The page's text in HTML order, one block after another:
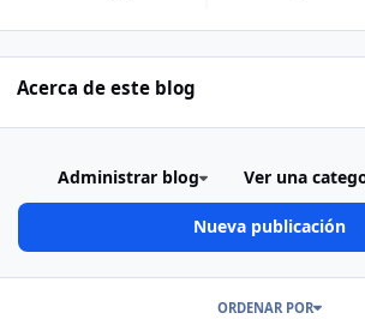
Acerca de este blog
Administrar blog Ver una
Nueva publicación
ORDENAR POR